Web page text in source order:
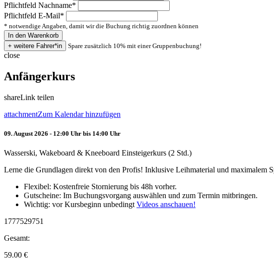
Pflichtfeld Nachname*
Pflichtfeld E-Mail*
* notwendige Angaben, damit wir die Buchung richtig zuordnen können
Spare zusätzlich 10% mit einer Gruppenbuchung!
close
Anfängerkurs
shareLink teilen
attachmentZum Kalendar hinzufügen
09. August 2026 - 12:00 Uhr bis 14:00 Uhr
Wasserski, Wakeboard & Kneeboard Einsteigerkurs (2 Std.)
Lerne die Grundlagen direkt von den Profis! Inklusive Leihmaterial und maximalem
Flexibel: Kostenfreie Stornierung bis 48h vorher.
Gutscheine: Im Buchungsvorgang auswählen und zum Termin mitbringen.
Wichtig: vor Kursbeginn unbedingt Videos anschauen!
1777529751
Gesamt:
59.00 €